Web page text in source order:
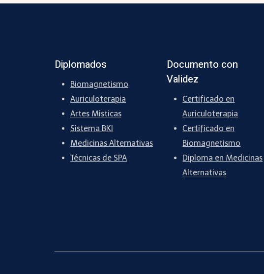
Diplomados
Biomagnetismo
Auriculoterapia
Artes Místicas
Sistema BKI
Medicinas Alternativas
Técnicas de SPA
Documento con
Validez
Certificado en
Auriculoterapia
Certificado en
Biomagnetismo
Diploma en Medicinas
Alternativas